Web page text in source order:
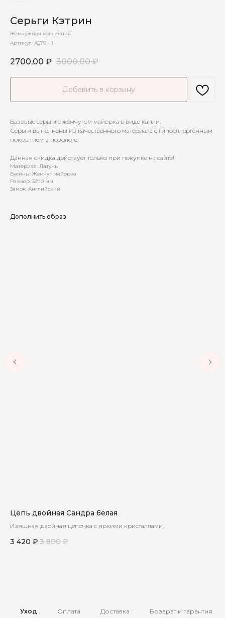
Серьги Кэтрин
Жемчужная коллекция
Артикул: А579 - 1
2700,00 ₽ 3000,00 ₽
Добавить в корзину
Базовые серьги с жемчугом майорка в виде капли.
Серьги выполнены из качественного материала с гипоаллергенным
покрытием в позолоте.
Данная скидка действует только при покупке на сайте!
Материал: Латунь
Бусины: Жемчуг майорка
Размер: 33*10 мм
Замок: Английский
Дополнить образ
Цепь двойная Сандра белая
Изящная двойная цепочка с яркими кристаллами
3 420 ₽ 3 800 ₽
Уход Оплата Доставка Возврат и гарантия